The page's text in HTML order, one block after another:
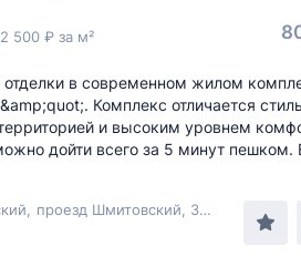
500 ₽ за м²
отделки в современном жилом
Комплекс отличается
и высоким уровнем
дойти всего за 5 минут пешком.
проезд Шмитовский , 39к6